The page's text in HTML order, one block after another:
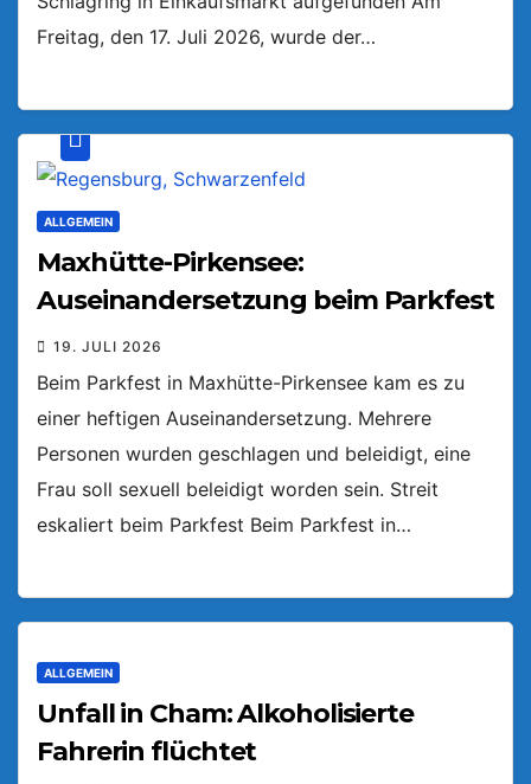
Freitag, den 17. Juli 2026, wurde der…
ALLGEMEIN
Maxhütte-Pirkensee:
Auseinandersetzung beim Parkfest
19. JULI 2026
Beim Parkfest in Maxhütte-Pirkensee kam es zu
einer heftigen Auseinandersetzung. Mehrere
Personen wurden geschlagen und beleidigt, eine
Frau soll sexuell beleidigt worden sein. Streit
eskaliert beim Parkfest Beim Parkfest in…
ALLGEMEIN
Unfall in Cham: Alkoholisierte
Fahrerin flüchtet